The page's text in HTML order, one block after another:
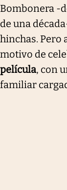
Bombonera -
de una
hinchas. Pero
motivo de
película, con
familiar